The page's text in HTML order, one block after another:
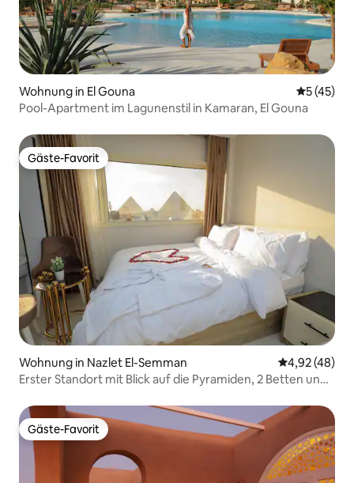
Wohnung in El Gouna
5 (45)
Pool-Apartment im Lagunenstil in Kamaran, El Gouna
Gäste-Favorit
Gäste-Favorit
Wohnung in Nazlet El-Semman
4,92 (48)
Erster Standort mit Blick auf die Pyramiden, 2 Betten und
Gäste-Favorit
Gäste-Favorit